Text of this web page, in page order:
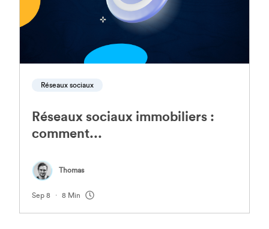
Réseaux sociaux
Réseaux sociaux immobiliers :
comment...
Thomas
Sep 8 8 Min